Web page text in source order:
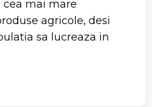
cea mai mare
agricole, desi
sa lucreaza in